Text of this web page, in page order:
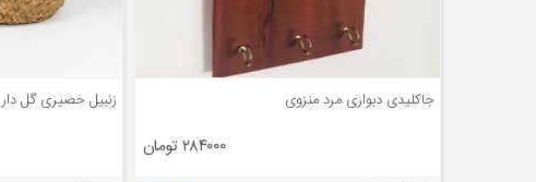
جاکلیدی دبواری مرد منزوی
۲۸۴۰۰۰ تومان
زنبیل حصیری گل دار